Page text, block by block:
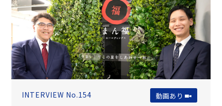
INTERVIEW No.154 動画あり